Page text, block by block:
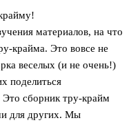
материалов, на что
крайма. Это вовсе не
веселых (и не очень!)
поделиться
сборник тру-крайм
для других. Мы